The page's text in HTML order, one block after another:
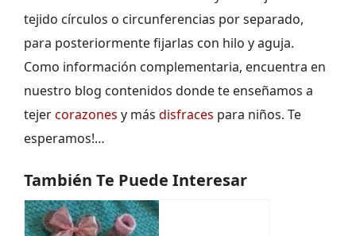
tejido círculos o circunferencias por separado,
para posteriormente fijarlas con hilo y aguja.
Como información complementaria, encuentra en
nuestro blog contenidos donde te enseñamos a
tejercorazones y más disfraces para niños. Te
esperamos!…
También Te Puede Interesar